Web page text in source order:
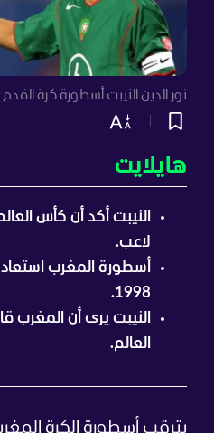
نور الدين النيبت أسطورة كرة القدم
هايلايت
النيبت أكد أن كأس
لاعب.
أسطورة المغرب
1998.
النيبت يرى أن المغرب
العالم.
يترقب أسطورة الكرة